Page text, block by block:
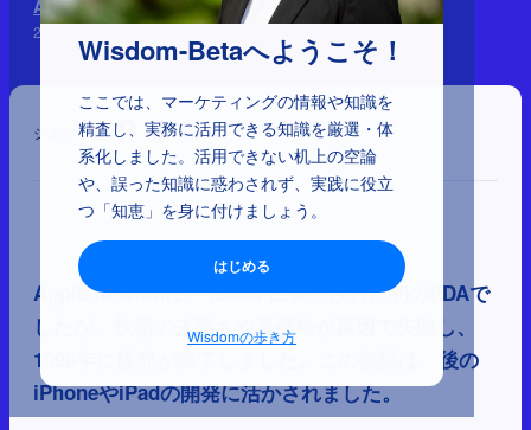
Wisdom-Betaへようこそ！
ここでは、マーケティングの情報や知識を
精査し、実務に活用できる知識を厳選・体
系化しました。活用できない机上の空論
や、誤った知識に惑わされず、実践に役立
つ「知恵」を身に付けましょう。
はじめる
Wisdomの歩き方
Apple 神話の検証
2025年9月19日
シェア
Apple Newtonは、1993年に発売された初のPDAで
したが、技術の未熟さや高価格が原因で失敗し、
1998年に販売が終了しました。この教訓は、後の
iPhoneやiPadの開発に活かされました。